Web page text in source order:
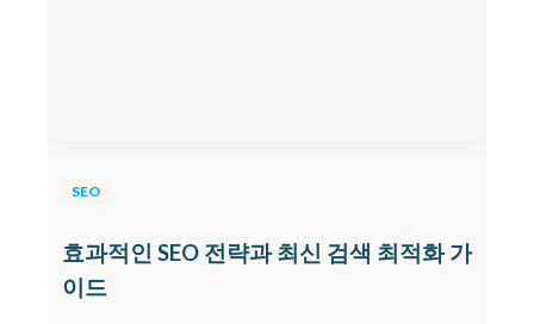
SEO
효과적인 SEO 전략과 최신 검색 최적화 가
이드